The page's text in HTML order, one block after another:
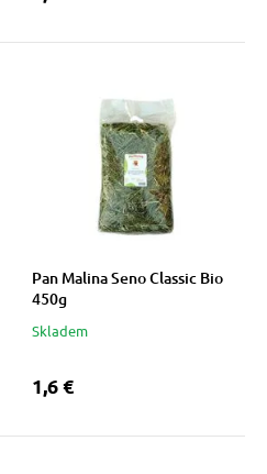
Pan Malina Seno Classic Bio
450g
Skladem
1,6 €